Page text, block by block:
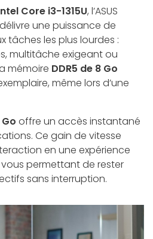
Core i3-1315U, l’ASUS
une puissance de
tâches les plus lourdes :
multitâche exigeant ou
mémoire DDR5 de 8 Go
même lors d’une
Go offre un accès instantané
Ce gain de vitesse
en une expérience
permettant de rester
sans interruption.